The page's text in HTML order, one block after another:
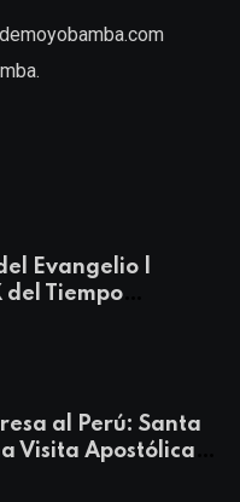
Evangelio |
del Tiempo
14, 22-23
al Perú: Santa
Visita Apostólica
noviembre